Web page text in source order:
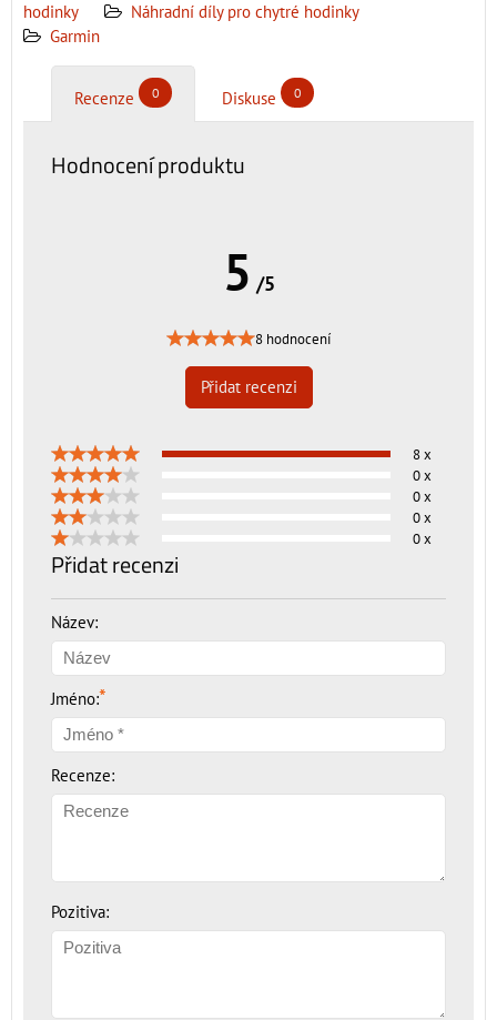
hodinky
Náhradní díly pro chytré hodinky
Garmin
Recenze 0 Diskuse 0
Hodnocení produktu
5 /5
8 hodnocení
Přidat recenzi
8 x
0 x
0 x
0 x
0 x
Přidat recenzi
Název:
Jméno:*
Recenze:
Pozitiva: